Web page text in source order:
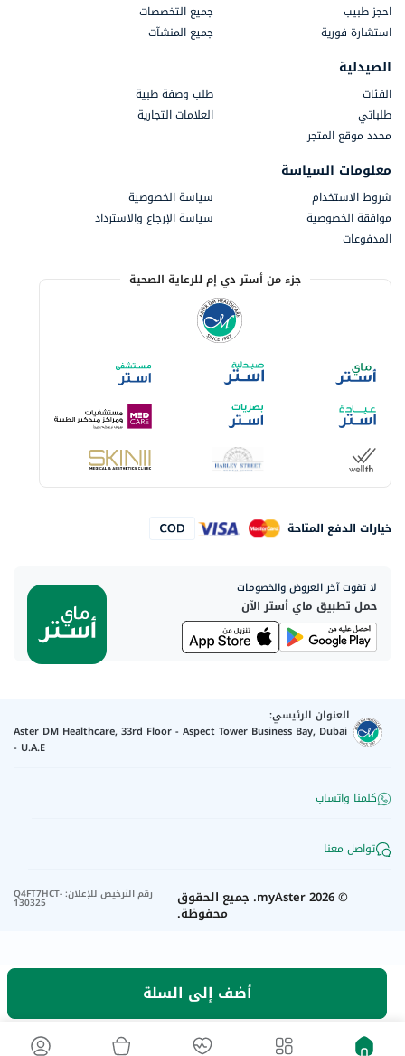
أضف إلى السلة
احجز طبيب
جميع التخصصات
استشارة فورية
جميع المنشآت
الصيدلية
الفئات
طلب وصفة طبية
طلباتي
العلامات التجارية
محدد موقع المتجر
معلومات السياسة
شروط الاستخدام
سياسة الخصوصية
موافقة الخصوصية
سياسة الإرجاع والاسترداد
المدفوعات
جزء من أستر دي إم للرعاية الصحية
خيارات الدفع المتاحة
لا تفوت آخر العروض والخصومات
حمل تطبيق ماي أستر الآن
العنوان الرئيسي:
Aster DM Healthcare, 33rd Floor - Aspect Tower Business Bay, Dubai
- U.A.E
كلمنا واتساب
تواصل معنا
©
2026
myAster. جميع الحقوق
محفوظة.
رقم الترخيص للإعلان:
Q4FT7HCT-
130325